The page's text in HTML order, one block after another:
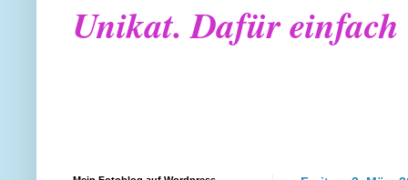
Unikat. Dafür